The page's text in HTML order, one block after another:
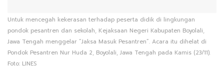
Untuk mencegah kekerasan terhadap peserta didik di lingkungan
pondok pesantren dan sekolah, Kejaksaan Negeri Kabupaten Boyolali,
Jawa Tengah menggelar “Jaksa Masuk Pesantren”. Acara itu dihelat di
Pondok Pesantren Nur Huda 2, Boyolali, Jawa Tengah pada Kamis (23/11).
Foto: LINES